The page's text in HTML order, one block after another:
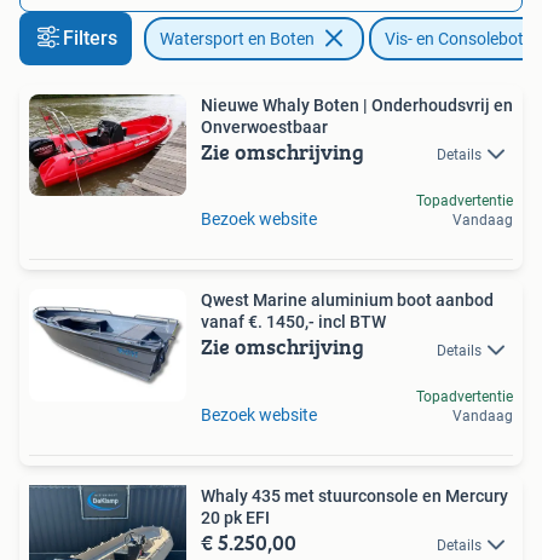
Filters Watersport en Boten Vis- en Consoleboten
Nieuwe Whaly Boten | Onderhoudsvrij en
Onverwoestbaar
Zie omschrijving Details
Bezoek website
Topadvertentie
Vandaag
Qwest Marine aluminium boot aanbod
vanaf €. 1450,- incl BTW
Zie omschrijving Details
Bezoek website
Topadvertentie
Vandaag
Whaly 435 met stuurconsole en Mercury
20 pk EFI
€ 5.250,00 Details